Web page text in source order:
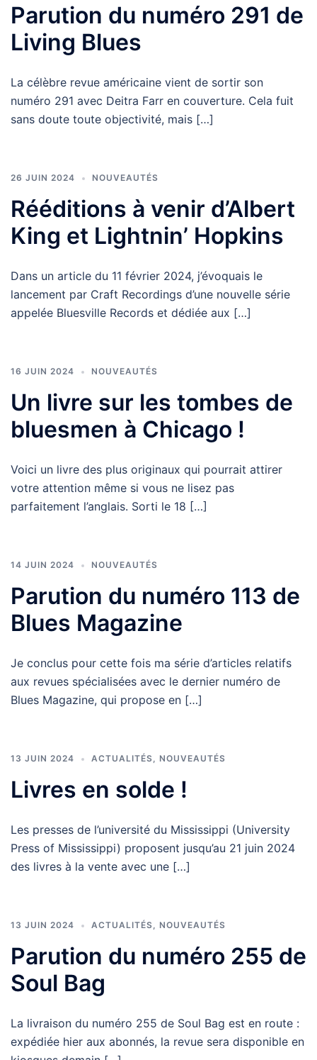
Parution du numéro 291 de
Living Blues
La célèbre revue américaine vient de sortir son
numéro 291 avec Deitra Farr en couverture. Cela fuit
sans doute toute objectivité, mais […]
26 JUIN 2024 NOUVEAUTÉS
Rééditions à venir d’Albert
King et Lightnin’ Hopkins
Dans un article du 11 février 2024, j’évoquais le
lancement par Craft Recordings d’une nouvelle série
appelée Bluesville Records et dédiée aux […]
16 JUIN 2024 NOUVEAUTÉS
Un livre sur les tombes de
bluesmen à Chicago !
Voici un livre des plus originaux qui pourrait attirer
votre attention même si vous ne lisez pas
parfaitement l’anglais. Sorti le 18 […]
14 JUIN 2024 NOUVEAUTÉS
Parution du numéro 113 de
Blues Magazine
Je conclus pour cette fois ma série d’articles relatifs
aux revues spécialisées avec le dernier numéro de
Blues Magazine, qui propose en […]
13 JUIN 2024 ACTUALITÉS NOUVEAUTÉS
Livres en solde !
Les presses de l’université du Mississippi (University
Press of Mississippi) proposent jusqu’au 21 juin 2024
des livres à la vente avec une […]
13 JUIN 2024 ACTUALITÉS NOUVEAUTÉS
Parution du numéro 255 de
Soul Bag
La livraison du numéro 255 de Soul Bag est en route :
expédiée hier aux abonnés, la revue sera disponible en